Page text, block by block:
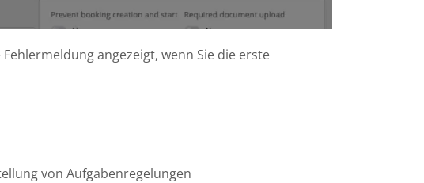
angezeigt, wenn Sie die erste
von Aufgabenregelungen